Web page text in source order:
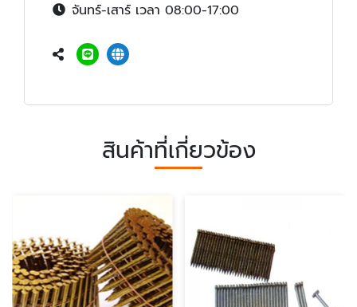
จันทร์-เสาร์ เวลา 08:00-17:00
สินค้าที่เกี่ยวข้อง